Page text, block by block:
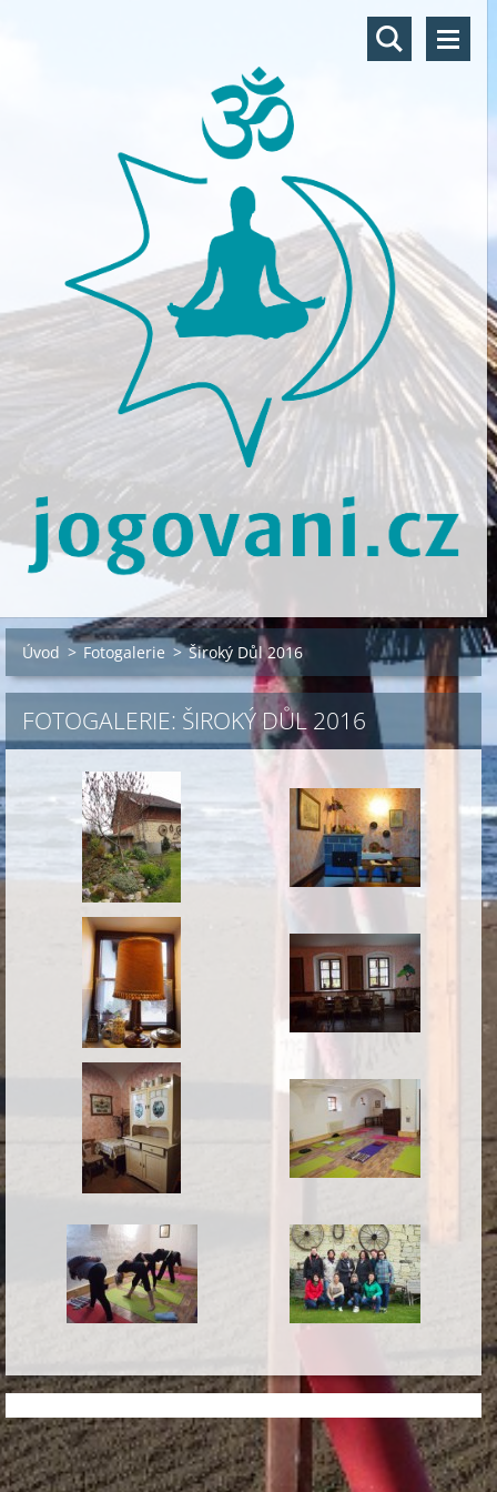
Úvod > Fotogalerie > Široký Důl 2016
FOTOGALERIE: ŠIROKÝ DŮL 2016